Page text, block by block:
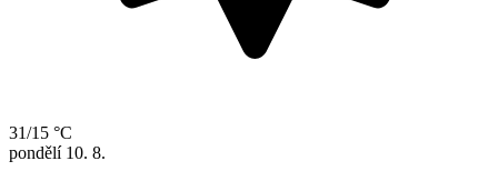
31/15 °C
pondělí 10. 8.